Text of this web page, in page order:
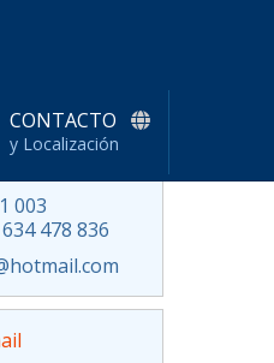
CONTACTO
y Localización
Navarra
003
478 836